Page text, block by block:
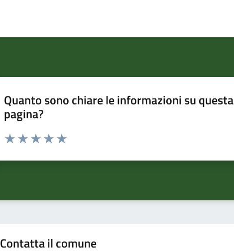
Quanto sono chiare le informazioni su questa
pagina?
Valuta da 1 a 5 stelle la pagina
Contatta il comune